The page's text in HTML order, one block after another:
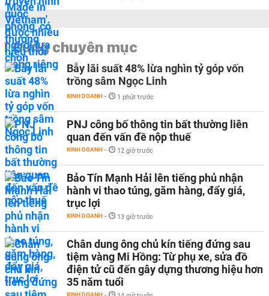
Cùng chuyên mục
Bẫy lãi suất 48% lừa nghìn tỷ góp vốn
trồng sâm Ngọc Linh
KINH DOANH - 1 phút trước
PNJ công bố thông tin bất thường liên
quan đến vấn đề nộp thuế
KINH DOANH - 12 giờ trước
Bảo Tín Mạnh Hải lên tiếng phủ nhận
hành vi thao túng, găm hàng, đẩy giá,
trục lợi
KINH DOANH - 13 giờ trước
Chân dung ông chủ kín tiếng đứng sau
tiệm vàng Mi Hồng: Từ phụ xe, sửa đồ
điện tử cũ đến gây dựng thương hiệu hơn
35 năm tuổi
KINH DOANH